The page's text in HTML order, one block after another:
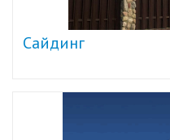
Сайдинг